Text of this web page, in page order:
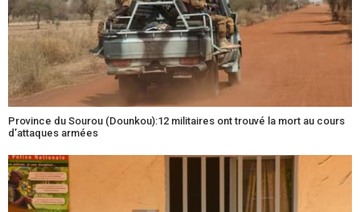
Province du Sourou (Dounkou):12 militaires ont trouvé la mort au cours
d’attaques armées